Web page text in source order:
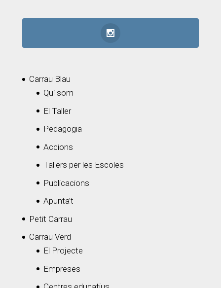
Carrau Blau
Quí som
El Taller
Pedagogia
Accions
Tallers per les Escoles
Publicacions
Apunta’t
Petit Carrau
Carrau Verd
El Projecte
Empreses